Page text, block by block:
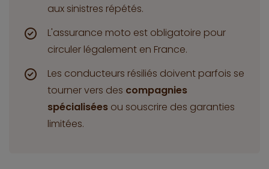
aux sinistres répétés.
L'assurance moto est obligatoire pour
circuler légalement en France.
Les conducteurs résiliés doivent parfois se
tourner vers des compagnies
spécialisées ou souscrire des garanties
limitées.